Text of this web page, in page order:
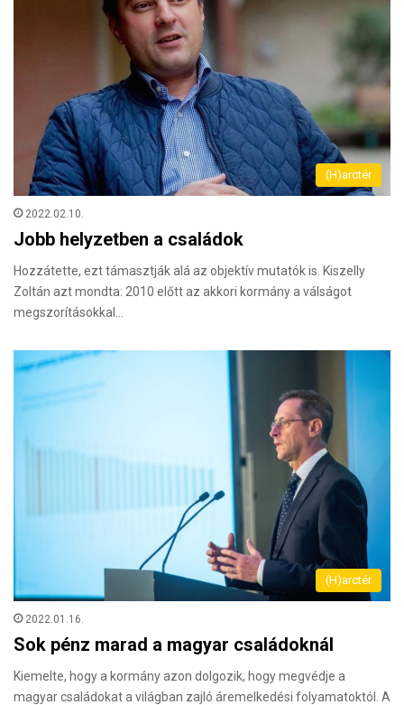
(H)arctér
2022.02.10.
Jobb helyzetben a családok
Hozzátette, ezt támasztják alá az objektív mutatók is. Kiszelly
Zoltán azt mondta: 2010 előtt az akkori kormány a válságot
megszorításokkal…
(H)arctér
2022.01.16.
Sok pénz marad a magyar családoknál
Kiemelte, hogy a kormány azon dolgozik, hogy megvédje a
magyar családokat a világban zajló áremelkedési folyamatoktól. A